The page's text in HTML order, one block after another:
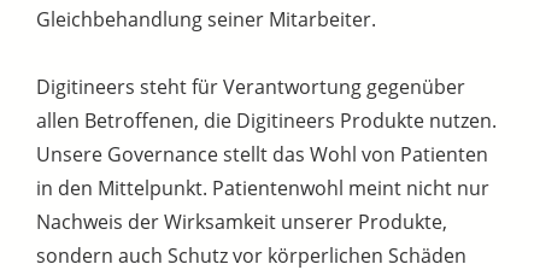
Gleichbehandlung seiner Mitarbeiter.
Digitineers steht für Verantwortung gegenüber
allen Betroffenen, die Digitineers Produkte nutzen.
Unsere Governance stellt das Wohl von Patienten
in den Mittelpunkt. Patientenwohl meint nicht nur
Nachweis der Wirksamkeit unserer Produkte,
sondern auch Schutz vor körperlichen Schäden